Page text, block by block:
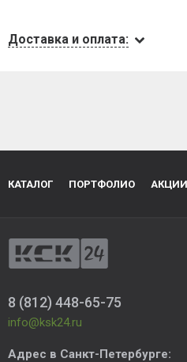
Доставка и оплата:
КАТАЛОГ ПОРТФОЛИО АКЦИИ
8 (812) 448-65-75
info@ksk24.ru
Адрес в Санкт-Петербурге: